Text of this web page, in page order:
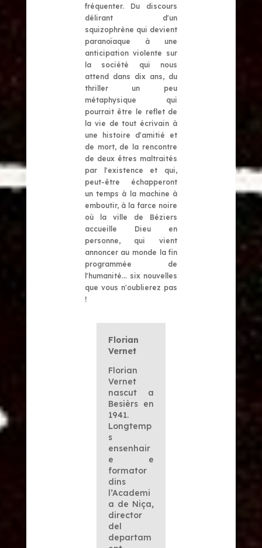
fréquenter. Du discours
délirant d'un
squizophrène qui devient
paranoïaque à une
anticipation violente sur
la société qui nous
attend dans dix ans, du
thriller un peu
métaphysique qui
pourrait être le reflet de
la vie de tout écrivain à
une histoire d'amitié et
de mort, de la rencontre
de deux êtres maltraités
par l'existence et qui,
peut-être échapperont
un temps à la machine à
emboutir, à la farce noire
où la ville de Béziers
accueille Dieu en
personne, qui vient
annoncer au monde la fin
programmée de
l'humanité... six nouvelles
que vous n'oublierez pas
!
Florian
Vernet
Florian
Vernet
nascut a
Besièrs en
1941.
Longtemp
s
ensenhair
e e
formator
dins
l’Academi
a de Niça,
director
del
departam